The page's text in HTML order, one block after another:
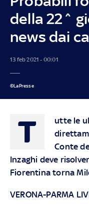
della 22^
news dai
13 feb 2021 - 00:01
©LaPresse
T
utte le
Conte
Inzaghi deve
Fiorentina torna
VERONA-PARMA